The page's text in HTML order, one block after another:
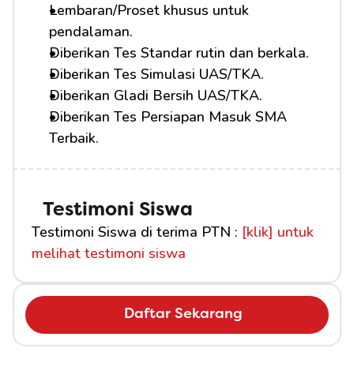
Daftar Sekarang
Lembaran/Proset khusus untuk
pendalaman.
Diberikan Tes Standar rutin dan berkala.
Diberikan Tes Simulasi UAS/TKA.
Diberikan Gladi Bersih UAS/TKA.
Diberikan Tes Persiapan Masuk SMA
Terbaik.
Testimoni Siswa
Testimoni Siswa di terima PTN : [klik] untuk
melihat testimoni siswa